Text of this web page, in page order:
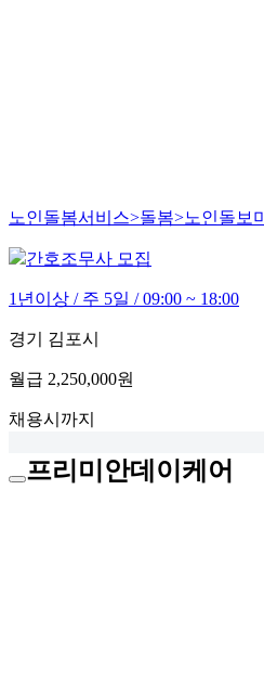
노인돌봄서비스>돌봄>노인돌보미
간호조무사 모집
1년이상 / 주 5일 / 09:00 ~ 18:00
경기 김포시
월급 2,250,000원
채용시까지
프리미안데이케어